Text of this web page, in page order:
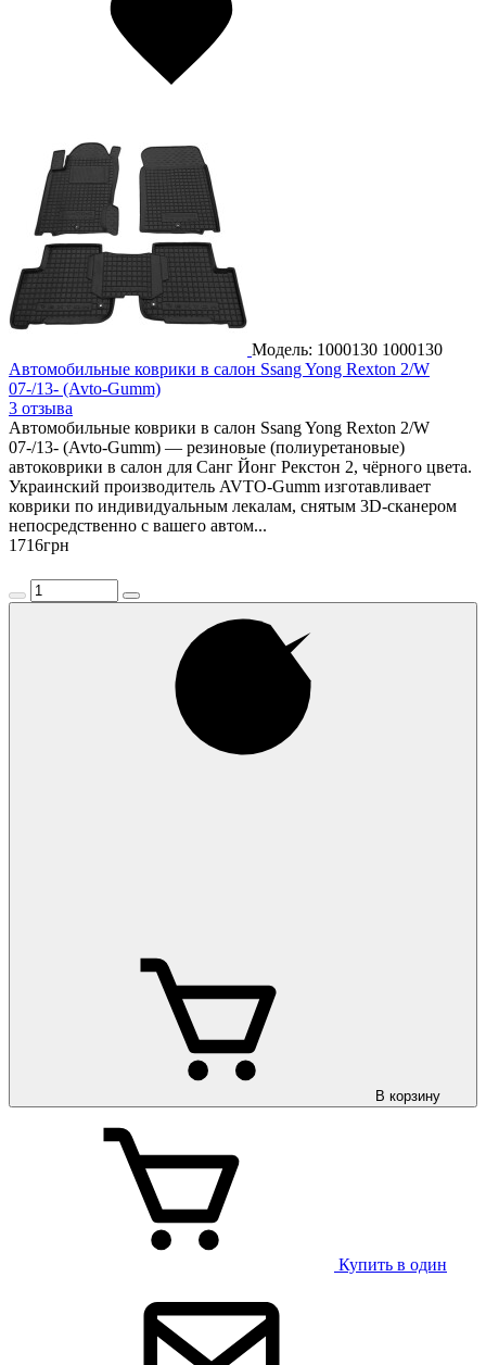
Модель: 1000130 1000130
Автомобильные коврики в салон Ssang Yong Rexton 2/W
07-/13- (Avto-Gumm)
3 отзыва
Автомобильные коврики в салон Ssang Yong Rexton 2/W
07-/13- (Avto-Gumm) — резиновые (полиуретановые)
автоковрики в салон для Санг Йонг Рекстон 2, чёрного цвета.
Украинский производитель AVTO-Gumm изготавливает
коврики по индивидуальным лекалам, снятым 3D-сканером
непосредственно с вашего автом...
1716грн
В корзину
Купить в один